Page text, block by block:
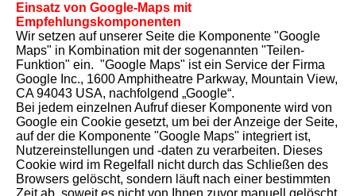
Einsatz von Google-Maps mit
Empfehlungskomponenten
Wir setzen auf unserer Seite die Komponente "Google
Maps" in Kombination mit der sogenannten "Teilen-
Funktion" ein. "Google Maps" ist ein Service der Firma
Google Inc., 1600 Amphitheatre Parkway, Mountain View,
CA 94043 USA, nachfolgend „Google“.
Bei jedem einzelnen Aufruf dieser Komponente wird von
Google ein Cookie gesetzt, um bei der Anzeige der Seite,
auf der die Komponente "Google Maps" integriert ist,
Nutzereinstellungen und -daten zu verarbeiten. Dieses
Cookie wird im Regelfall nicht durch das Schließen des
Browsers gelöscht, sondern läuft nach einer bestimmten
Zeit ab, soweit es nicht von Ihnen zuvor manuell gelöscht